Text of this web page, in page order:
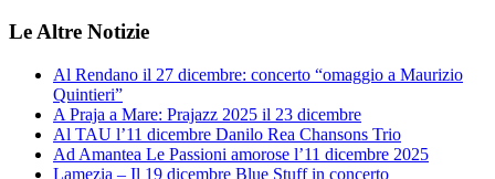
Le Altre Notizie
Al Rendano il 27 dicembre: concerto “omaggio a Maurizio
Quintieri”
A Praja a Mare: Prajazz 2025 il 23 dicembre
Al TAU l’11 dicembre Danilo Rea Chansons Trio
Ad Amantea Le Passioni amorose l’11 dicembre 2025
Lamezia – Il 19 dicembre Blue Stuff in concerto